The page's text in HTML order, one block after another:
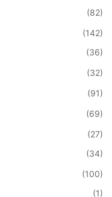
(82)
(142)
(36)
(32)
(91)
(69)
(27)
(34)
(100)
(1)